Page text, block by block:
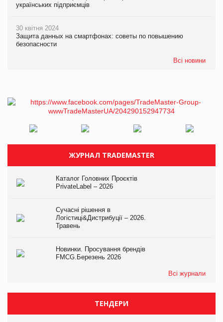
українських підприємців
30 квітня 2024
Защита данных на смартфонах: советы по повышению
безопасности
Всі новини
ЖУРНАЛ TRADEMASTER
Каталог Головних Проєктів
PrivateLabel – 2026
Сучасні рішення в
Логістиці&Дистрибуції – 2026.
Травень
Новинки. Просування брендів
FMCG.Березень 2026
Всі журнали
ТЕНДЕРИ